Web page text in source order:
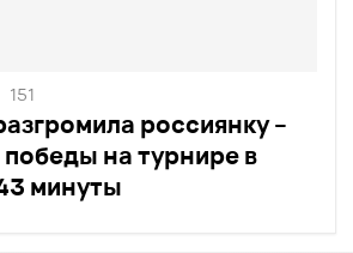
россиянку –
на турнире в
минуты
151